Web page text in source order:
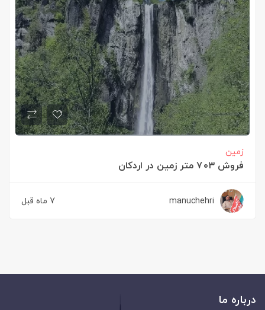
زمین
فروش ۷۰۳ متر زمین در اردکان
manuchehri 7 ماه قبل
درباره ما